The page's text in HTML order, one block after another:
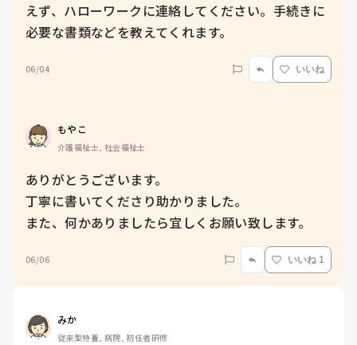
えず、ハローワークに連絡してください。手続きに
必要な書類などを教えてくれます。
06/04 いいね
もやこ
介護福祉士, 社会福祉士
ありがとうございます。
丁寧に書いてくださり助かりました。
また、何かありましたら宜しくお願い致します。
06/06 いいね 1
みか
従来型特養, 病院, 初任者研修